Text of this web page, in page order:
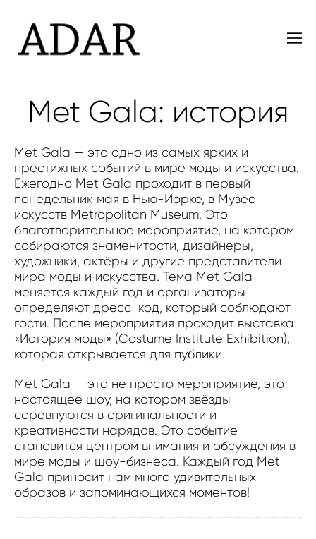
Met Gala: история
Met Gala — это одно из самых ярких и
престижных событий в мире моды и искусства.
Ежегодно Met Gala проходит в первый
понедельник мая в Нью-Йорке, в Музее
искусств Metropolitan Museum. Это
благотворительное мероприятие, на котором
собираются знаменитости, дизайнеры,
художники, актёры и другие представители
мира моды и искусства. Тема Met Gala
меняется каждый год и организаторы
определяют дресс-код, который соблюдают
гости. После мероприятия проходит выставка
«История моды» (Costume Institute Exhibition),
которая открывается для публики.
Met Gala — это не просто мероприятие, это
настоящее шоу, на котором звёзды
соревнуются в оригинальности и
креативности нарядов. Это событие
становится центром внимания и обсуждения в
мире моды и шоу-бизнеса. Каждый год Met
Gala приносит нам много удивительных
образов и запоминающихся моментов!